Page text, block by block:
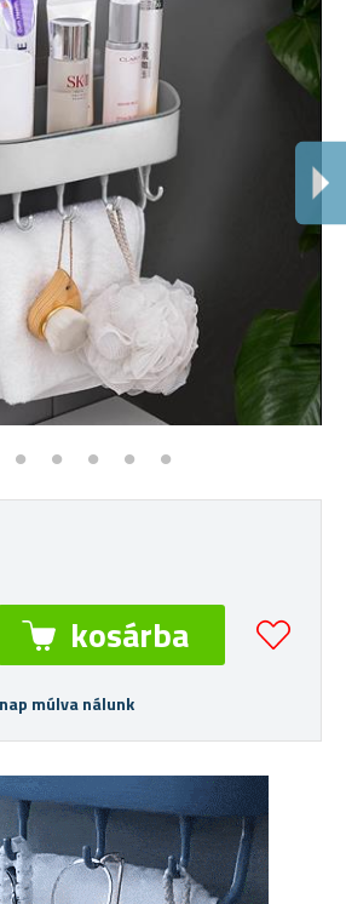
múlva nálunk